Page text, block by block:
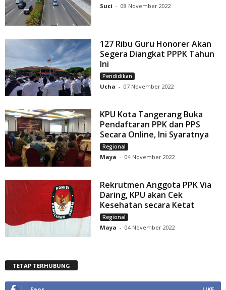
Suci - 08 November 2022
127 Ribu Guru Honorer Akan
Segera Diangkat PPPK Tahun
Ini
Pendidikan
Ucha - 07 November 2022
KPU Kota Tangerang Buka
Pendaftaran PPK dan PPS
Secara Online, Ini Syaratnya
Regional
Maya - 04 November 2022
Rekrutmen Anggota PPK Via
Daring, KPU akan Cek
Kesehatan secara Ketat
Regional
Maya - 04 November 2022
TETAP TERHUBUNG